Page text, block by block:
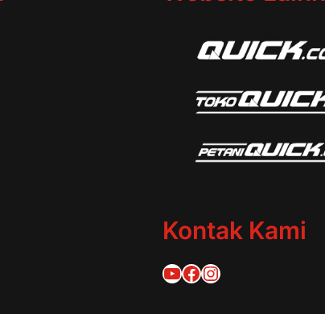
Kontak Kami
Quick Traktor
Traktor Quick 1953@quicktraktor